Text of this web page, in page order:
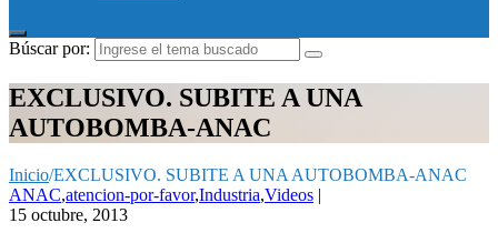
Búscar por:
EXCLUSIVO. SUBITE A UNA
AUTOBOMBA-ANAC
Inicio/EXCLUSIVO. SUBITE A UNA AUTOBOMBA-ANAC
ANAC,atencion-por-favor,Industria,Videos |
15 octubre, 2013